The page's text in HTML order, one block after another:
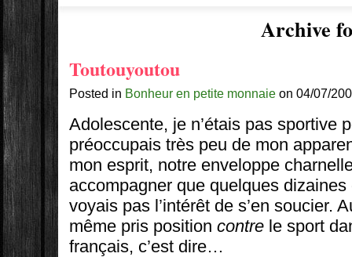
Archive
Toutouyoutou
Posted in Bonheur en petite monnaie on 04/07/
Adolescente, je n’étais pas sportive
préoccupais très peu de mon
mon esprit, notre enveloppe
accompagner que quelques dizaines
voyais pas l’intérêt de s’en soucier.
même pris positioncontre le sport
français, c’est dire…